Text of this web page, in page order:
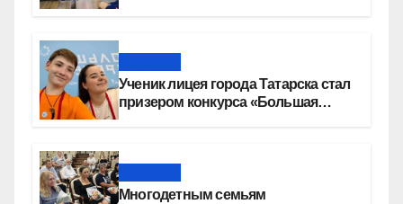
Ученик лицея города Татарска стал
призером конкурса «Большая
Многодетным семьям